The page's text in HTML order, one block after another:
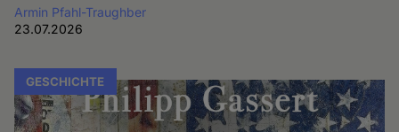
Armin Pfahl-Traughber
23.07.2026
GESCHICHTE